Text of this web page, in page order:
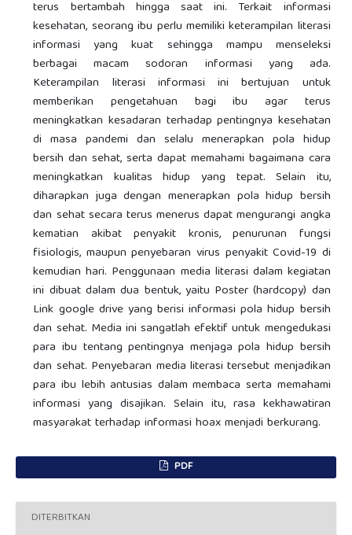
terus bertambah hingga saat ini. Terkait informasi
kesehatan, seorang ibu perlu memiliki keterampilan literasi
informasi yang kuat sehingga mampu menseleksi
berbagai macam sodoran informasi yang ada.
Keterampilan literasi informasi ini bertujuan untuk
memberikan pengetahuan bagi ibu agar terus
meningkatkan kesadaran terhadap pentingnya kesehatan
di masa pandemi dan selalu menerapkan pola hidup
bersih dan sehat, serta dapat memahami bagaimana cara
meningkatkan kualitas hidup yang tepat. Selain itu,
diharapkan juga dengan menerapkan pola hidup bersih
dan sehat secara terus menerus dapat mengurangi angka
kematian akibat penyakit kronis, penurunan fungsi
fisiologis, maupun penyebaran virus penyakit Covid-19 di
kemudian hari. Penggunaan media literasi dalam kegiatan
ini dibuat dalam dua bentuk, yaitu Poster (hardcopy) dan
Link google drive yang berisi informasi pola hidup bersih
dan sehat. Media ini sangatlah efektif untuk mengedukasi
para ibu tentang pentingnya menjaga pola hidup bersih
dan sehat. Penyebaran media literasi tersebut menjadikan
para ibu lebih antusias dalam membaca serta memahami
informasi yang disajikan. Selain itu, rasa kekhawatiran
masyarakat terhadap informasi hoax menjadi berkurang.
PDF
DITERBITKAN